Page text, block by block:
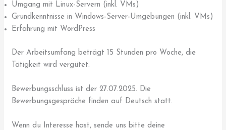
Umgang mit Linux-Servern (inkl. VMs)
Grundkenntnisse in Windows-Server-Umgebungen (inkl. VMs)
Erfahrung mit WordPress
Der Arbeitsumfang beträgt 15 Stunden pro Woche, die
Tätigkeit wird vergütet.
Bewerbungsschluss ist der 27.07.2025. Die
Bewerbungsgespräche finden auf Deutsch statt.
Wenn du Interesse hast, sende uns bitte deine